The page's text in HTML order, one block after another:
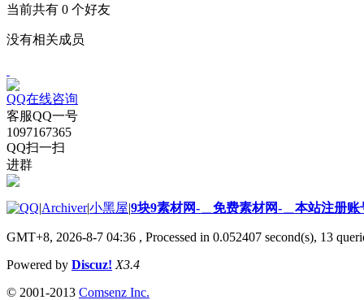
当前共有 0 个好友
没有相关成员
QQ在线咨询
客服QQ一号
1097167365
QQ扫一扫
进群
|Archiver|小黑屋|9块9素材网-＿免费素材网-＿本站注册账
GMT+8, 2026-8-7 04:36 , Processed in 0.052407 second(s), 13
Powered by Discuz! X3.4
© 2001-2013 Comsenz Inc.